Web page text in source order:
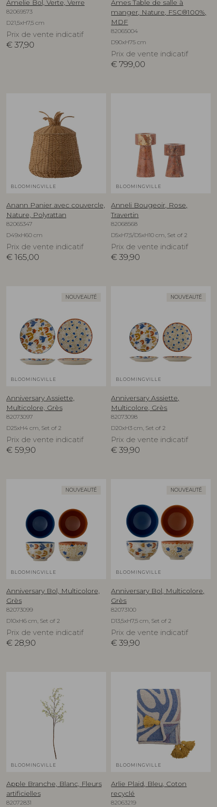
Amelie Bol, Verte, Verre
82069573
D21,5xH7,5 cm
Prix de vente indicatif
€ 37,90
Ames Table de salle à
manger, Nature, FSC®100%,
MDF
82065004
D90xH75 cm
Prix de vente indicatif
€ 799,00
BLOOMINGVILLE
Anann Panier avec couvercle,
Nature, Polyrattan
82065347
D49xH60 cm
Prix de vente indicatif
€ 165,00
BLOOMINGVILLE
Anneli Bougeoir, Rose,
Travertin
82068568
D5xH7,5/D5xH10 cm, Set of 2
Prix de vente indicatif
€ 39,90
NOUVEAUTÉ
BLOOMINGVILLE
Anniversary Assiette,
Multicolore, Grès
82073097
D25xH4 cm, Set of 2
Prix de vente indicatif
€ 59,90
NOUVEAUTÉ
BLOOMINGVILLE
Anniversary Assiette,
Multicolore, Grès
82073098
D20xH3 cm, Set of 2
Prix de vente indicatif
€ 39,90
NOUVEAUTÉ
BLOOMINGVILLE
Anniversary Bol, Multicolore,
Grès
82073099
D10xH6 cm, Set of 2
Prix de vente indicatif
€ 28,90
NOUVEAUTÉ
BLOOMINGVILLE
Anniversary Bol, Multicolore,
Grès
82073100
D13,5xH7,5 cm, Set of 2
Prix de vente indicatif
€ 39,90
BLOOMINGVILLE
Apple Branche, Blanc, Fleurs
artificielles
82072831
BLOOMINGVILLE
Arlie Plaid, Bleu, Coton
recyclé
82063219